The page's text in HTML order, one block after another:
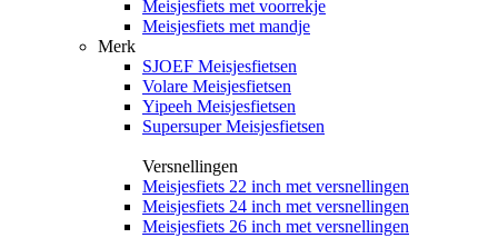
Meisjesfiets met voorrekje
Meisjesfiets met mandje
Merk
SJOEF Meisjesfietsen
Volare Meisjesfietsen
Yipeeh Meisjesfietsen
Supersuper Meisjesfietsen
Versnellingen
Meisjesfiets 22 inch met versnellingen
Meisjesfiets 24 inch met versnellingen
Meisjesfiets 26 inch met versnellingen